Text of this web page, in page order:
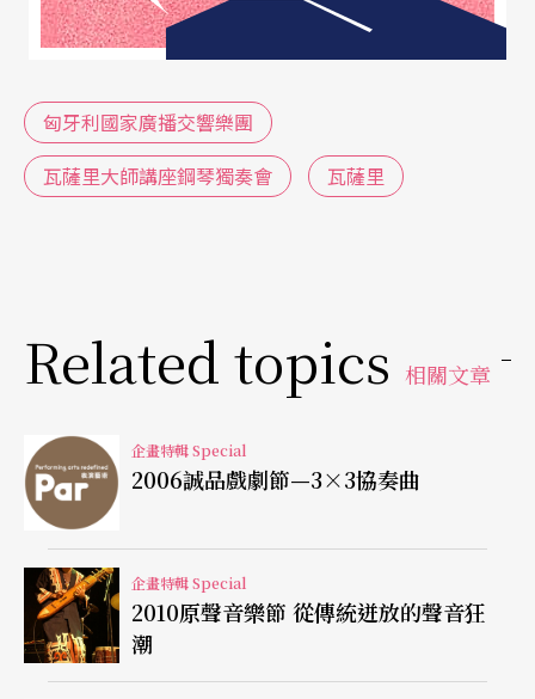
術總監萊赫爾（György Lehel）、李格悌（András
Ligeti）任職期間，以廣播傳送與錄音方式於國際間
名聞遐邇，接續在一九九三年至二○○四年間由瓦
薩里擔任樂團的音樂總監及首席指揮，帶領樂團走
向前所未有的榮耀。在瓦薩里於○四年卸下重責之
下，樂團的演出贏得讚賞並獲得樂壇肯定，其「天
雪（Ivan Fischer）（註2）所領導的布達佩斯節慶
管絃樂團（Budapest Festival Orchestra）成為匈牙
利古典樂團的兩大支柱，更承載了匈牙利悠久的音
樂文化傳統，成為全球公認的頂級樂團。
左手彈琴、右手指揮的天才巨擘
匈牙利國家廣播交響樂團
瓦薩里大師講座鋼琴獨奏會
瓦薩里
Related topics 相關文章
企畫特輯 Special
2006誠品戲劇節—3×3協奏曲
企畫特輯 Special
2010原聲音樂節 從傳統迸放的聲音狂
潮